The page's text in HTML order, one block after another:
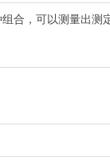
合，可以测量出测